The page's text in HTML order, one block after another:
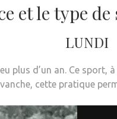
et le type
LUNDI
plus d’un an. Ce sport,
cette pratique